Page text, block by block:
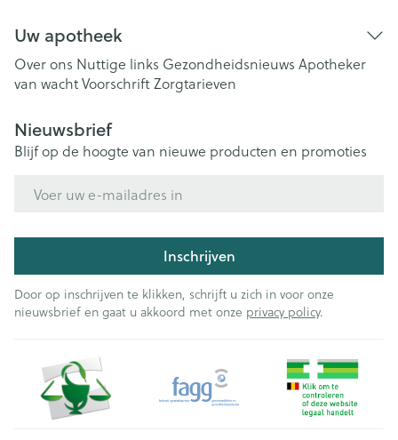
Uw apotheek
Over ons Nuttige links Gezondheidsnieuws Apotheker
van wachtVoorschriftZorgtarieven
Nieuwsbrief
Blijf op de hoogte van nieuwe producten en promoties
Inschrijven
Door op inschrijven te klikken, schrijft u zich in voor onze
nieuwsbrief en gaat u akkoord met onze privacy policy.